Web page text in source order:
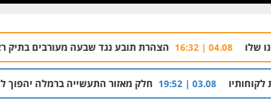
הצהרת תובע נגד שבעה מעורבים בתיק רצח בניהו רזי
03.08 | חלק מאזור התעשייה ברמלה יהפוך למתחם מגורים עם 1,700 יחידות